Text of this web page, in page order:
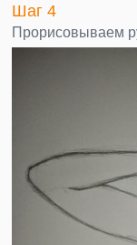
Шаг 4
Прорисовываем